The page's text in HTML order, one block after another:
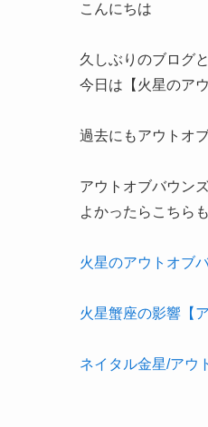
こんにちは
久しぶりのブログ
今日は【火星のア
過去にもアウトオ
アウトオブバウン
よかったらこちら
火星のアウトオブ
火星蟹座の影響【
ネイタル金星/アウ